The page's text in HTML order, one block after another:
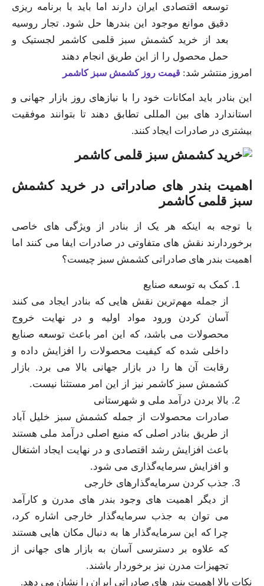
توسعه اقتصادی ایران دارند اما باید با برنامه‌ ریزی
دقیق موانع موجود این بندرها حل شود. تجار روسیه
بعد از خرید کشمش سبز قلمی کاشمر لجستیک و
حمل محصول را از این طریق انجام دهند
امروز منتشر شد: قیمت روز کشمش سبز کاشمر
این بنادر باید امکانات خود را با نیازهای روز بازار جهانی و
استاندارد های بین المللی تطابق دهند تا بتوانند موفقیت
بیشتری در صادرات ایجاد کنند.
اهمیت بندر های صادراتی در خرید کشمش
سبز قلمی کاشمر
با توجه به اینکه هر یک از بنادر از ویژگی‌ های خاصی
برخوردارند نقش‌ های متفاوتی در صادرات ایفا می‌ کنند اما
اهمیت بندر های صادراتی کشمش سبز چیست؟
کمک به توسعه صنایع
از جمله مهم‌ترین نقش‌ هایی که بنادر ایجاد می‌ کنند
آسان کردن ورود مواد اولیه و در نهایت خروج
محصولات می‌ باشد، که این امر باعث توسعه صنایع
داخلی شده که کیفیت محصولات را افزایش داده و
رقابت آن ها را در بازار جهانی بالا می‌ برد. بازار
کشمش سبز کاشمر نیز از این امر مستثنا نیست.
بالا بردن درآمد ملی و شهرستانی
صادرات محصولات از جمله کشمش سبز خلیل آباد
از طریق بنادر اصلی که منبع اصلی درآمد ملی هستند
باعث افزایش رشد اقتصادی و در نهایت ایجاد اشتغال
و افزایش سرمایه‌گذاری می‌ شود.
جذب کردن سرمایه‌گذار‌های خارجی
از دیگر اهمیت‌ های وجود بندر های مدرن و کارآمد
می‌ توان به جذب سرمایه‌گذار خارجی اشاره کرد،
چرا که این سرمایه‌گذار ها به دنبال مکان‌ هایی هستند
که علاوه بر دسترسی آسان به بازار های جهانی از
تجهیزات مدرن نیز برخوردار باشند.
نکات بالا اهمیت بندر های صادراتی ایران را نشان می‌ دهد.